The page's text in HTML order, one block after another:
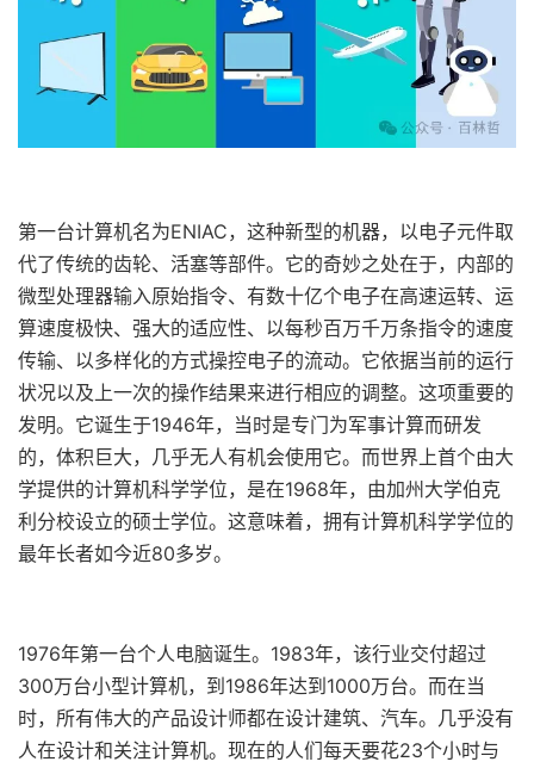
第一台计算机名为ENIAC，这种新型的机器，以电子元件取
代了传统的齿轮、活塞等部件。它的奇妙之处在于，内部的
微型处理器输入原始指令、有数十亿个电子在高速运转、运
算速度极快、强大的适应性、以每秒百万千万条指令的速度
传输、以多样化的方式操控电子的流动。它依据当前的运行
状况以及上一次的操作结果来进行相应的调整。这项重要的
发明。它诞生于1946年，当时是专门为军事计算而研发
的，体积巨大，几乎无人有机会使用它。而世界上首个由大
学提供的计算机科学学位，是在1968年，由加州大学伯克
利分校设立的硕士学位。这意味着，拥有计算机科学学位的
最年长者如今近80多岁。
1976年第一台个人电脑诞生。1983年，该行业交付超过
300万台小型计算机，到1986年达到1000万台。而在当
时，所有伟大的产品设计师都在设计建筑、汽车。几乎没有
人在设计和关注计算机。现在的人们每天要花23个小时与